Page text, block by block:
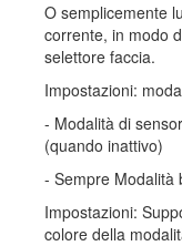
O semplicemente
corrente, in modo
selettore faccia.
Impostazioni:
- Modalità di
(quando inattivo)
- Sempre Modalità
Impostazioni:
colore della